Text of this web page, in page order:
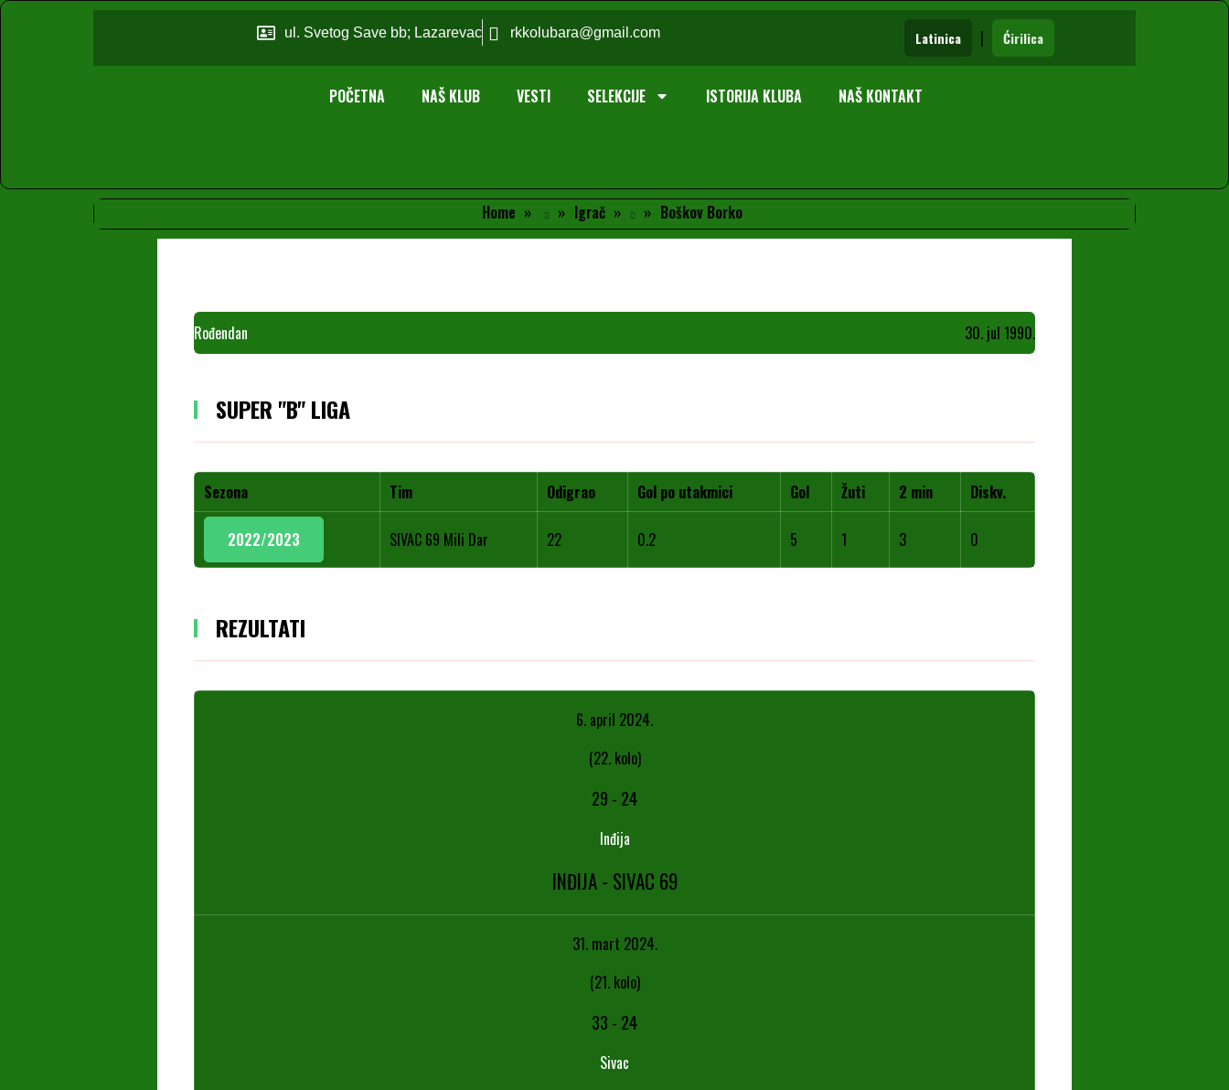
ul. Svetog Save bb; Lazarevac rkkolubara@gmail.com Latinica | Ćirilica
POČETNA NAŠ KLUB VESTI SELEKCIJE ISTORIJA KLUBA NAŠ KONTAKT
Home Igrač Boškov Borko
Rođendan 30. jul 1990.
SUPER "B" LIGA
Sezona Tim Odigrao Gol po utakmici Gol Žuti 2 min Diskv.
2022/2023 SIVAC 69 Mili Dar 22 0.2 5 1 3 0
REZULTATI
6. april 2024.
(22. kolo)
29 - 24
Inđija
INĐIJA - SIVAC 69
31. mart 2024.
(21. kolo)
33 - 24
Sivac